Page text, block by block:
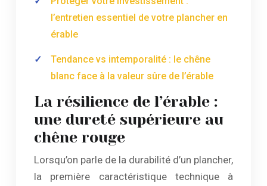
l’entretien essentiel de votre plancher en
érable
Tendance vs intemporalité : le chêne
blanc face à la valeur sûre de l’érable
La résilience de l’érable :
une dureté supérieure au
chêne rouge
Lorsqu’on parle de la durabilité d’un plancher,
la première caractéristique technique à